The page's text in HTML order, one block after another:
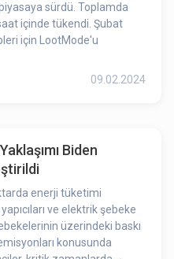
sürdü. Toplamda
tükendi. Şubat
için LootMode'u
09.02.2024
Biden
enerji tüketimi
ve elektrik şebeke
üzerindeki baskı
konusunda